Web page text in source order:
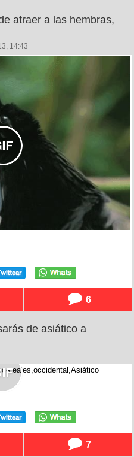
atraer a las hembras,
14:43
6
de asiático a
7